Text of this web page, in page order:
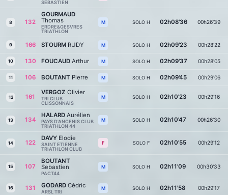
SEBASTIEN
8 132
GOURMAUD
Thomas
ERDRE&GESVRES
TRIATHLON
M SOLO H 02h08'36 00h26'39
9 166 STOURM RUDY M SOLO H 02h09'23 00h28'22
10 130 FOUCAUD Arthur M SOLO H 02h09'37 00h28'05
11 106 BOUTANT Pierre M SOLO H 02h09'45 00h29'06
12 161
VERGOZ Olivier
TRI CLUB
CLISSONNAIS
M SOLO H 02h10'23 00h29'16
13 134
HALARD Aurélien
PAYS D'ANCENIS CLUB
TRIATHLON 44
M SOLO H 02h10'47 00h26'30
14 122
DAVY Elodie
SAINT ETIENNE
TRIATHLON CLUB
F SOLO F 02h10'55 00h29'12
15 107
BOUTANT
Sebastien
PACT44
M SOLO H 02h11'09 00h30'33
16 131 GODARD Cédric
ARSL TRI
M SOLO H 02h11'58 00h29'17